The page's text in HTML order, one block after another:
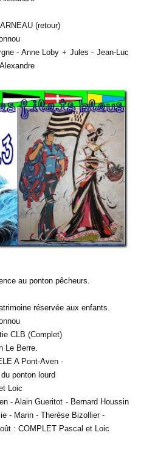
(retour)
- Anne Loby + Jules - Jean-Luc
au ponton pêcheurs.
réservée aux enfants.
CLB (Complet)
Le Berre.
A Pont-Aven -
ponton lourd
Loic
- Alain Gueritot - Bernard Houssin
- Marin - Therèse Bizollier -
: COMPLET Pascal et Loic